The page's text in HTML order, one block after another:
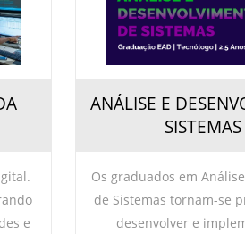
e
ANÁLISE E
Os graduados em
de Sistemas tornam-se
desenvolver e